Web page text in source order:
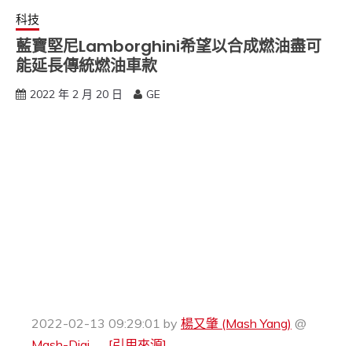
科技
藍寶堅尼Lamborghini希望以合成燃油盡可
能延長傳統燃油車款
2022 年 2 月 20 日 GE
2022-02-13 09:29:01 by 楊又肇 (Mash Yang) @